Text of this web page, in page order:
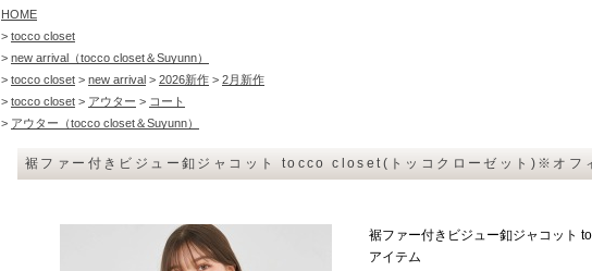
HOME
> tocco closet
> new arrival（tocco closet＆Suyunn）
> tocco closet > new arrival > 2026新作 > 2月新作
> tocco closet > アウター > コート
> アウター（tocco closet＆Suyunn）
裾ファー付きビジュー釦ジャコット tocco closet(トッコクローゼット)※オフ
裾ファー付きビジュー釦ジャコット
アイテム